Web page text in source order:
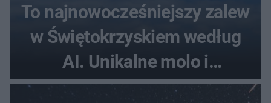
To najnowocześniejszy zalew
w Świętokrzyskiem według
AI. Unikalne molo i
promenada